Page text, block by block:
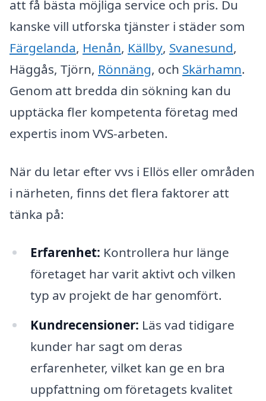
att få bästa möjliga service och pris. Du
kanske vill utforska tjänster i städer som
Färgelanda, Henån, Källby, Svanesund,
Häggås, Tjörn, Rönnäng, och Skärhamn.
Genom att bredda din sökning kan du
upptäcka fler kompetenta företag med
expertis inom VVS-arbeten.
När du letar efter vvs i Ellös eller områden
i närheten, finns det flera faktorer att
tänka på:
Erfarenhet: Kontrollera hur länge
företaget har varit aktivt och vilken
typ av projekt de har genomfört.
Kundrecensioner: Läs vad tidigare
kunder har sagt om deras
erfarenheter, vilket kan ge en bra
uppfattning om företagets kvalitet